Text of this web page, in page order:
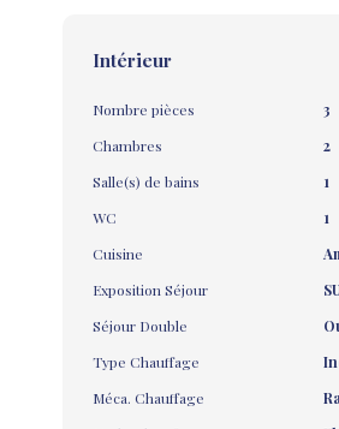
Intérieur
Nombre pièces
3
Chambres
2
Salle(s) de bains
1
WC
1
Cuisine
Exposition Séjour
Séjour Double
Type Chauffage
Méca. Chauffage